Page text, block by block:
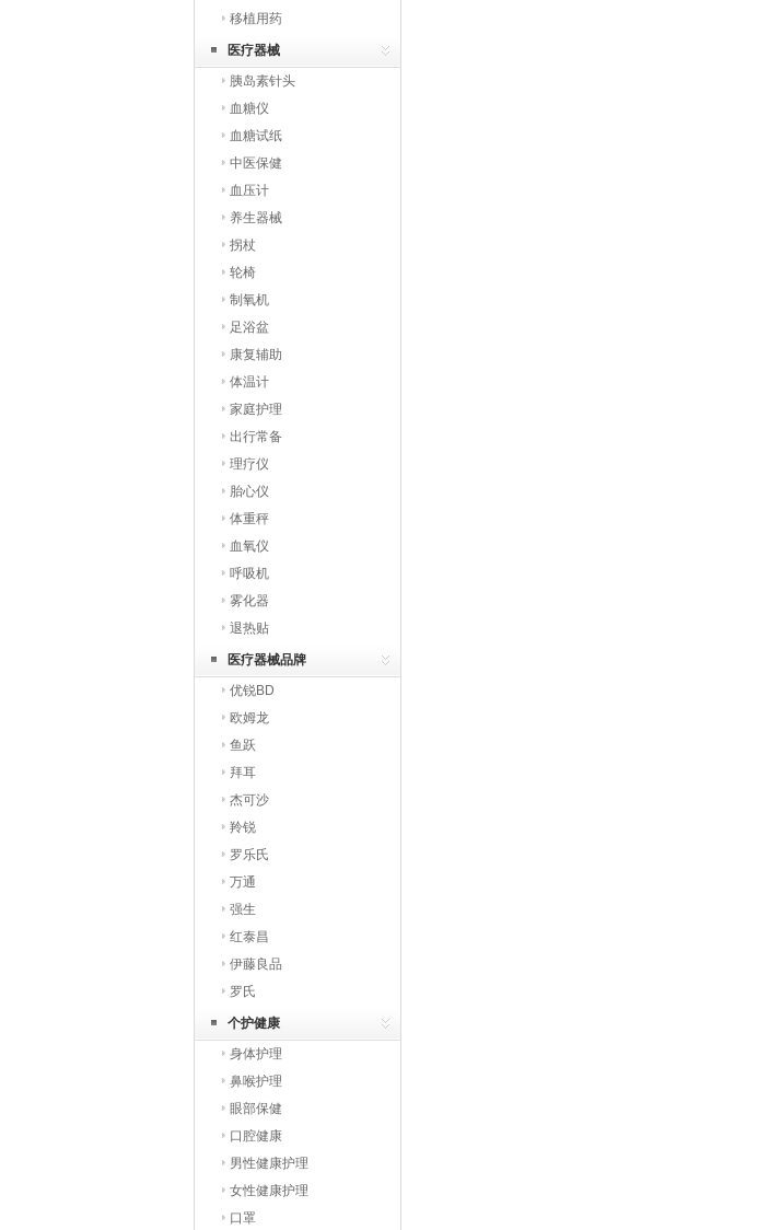
移植用药
医疗器械
胰岛素针头
血糖仪
血糖试纸
中医保健
血压计
养生器械
拐杖
轮椅
制氧机
足浴盆
康复辅助
体温计
家庭护理
出行常备
理疗仪
胎心仪
体重秤
血氧仪
呼吸机
雾化器
退热贴
医疗器械品牌
优锐BD
欧姆龙
鱼跃
拜耳
杰可沙
羚锐
罗乐氏
万通
强生
红泰昌
伊藤良品
罗氏
个护健康
身体护理
鼻喉护理
眼部保健
口腔健康
男性健康护理
女性健康护理
口罩